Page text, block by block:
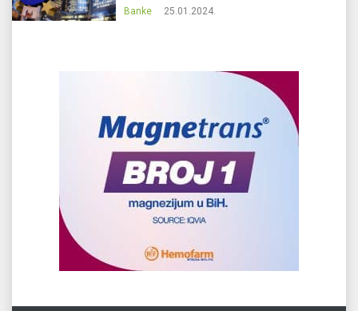
Banke 25.01.2024.